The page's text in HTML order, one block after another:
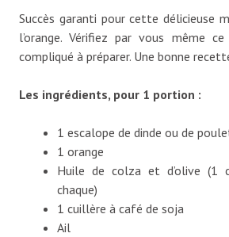
Succès garanti pour cette délicieuse
l’orange. Vérifiez par vous même
compliqué à préparer. Une bonne
Les ingrédients, pour 1 portion :
1 escalope de dinde ou de
1 orange
Huile de colza et d’olive (1
chaque)
1 cuillère à café de soja
Ail